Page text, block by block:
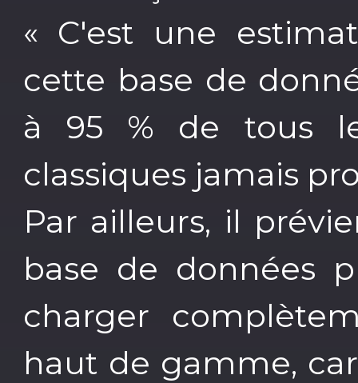
« C'est une
cette base de
à 95 % de tous
classiques jamais
Par ailleurs, il
base de données
charger
haut de gamme,